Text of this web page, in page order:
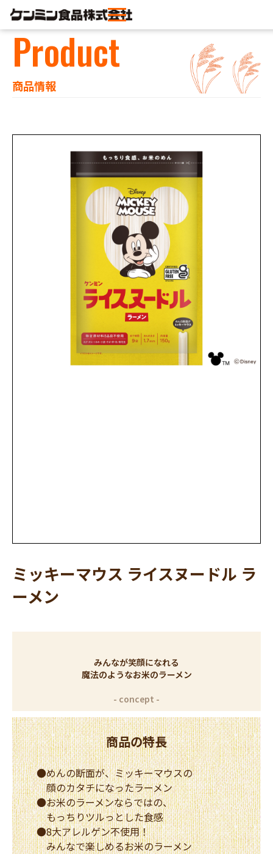
Product
商品情報
ミッキーマウス ライスヌードル ラ
ーメン
みんなが笑顔になれる
魔法のようなお米のラーメン
商品の特長
●めんの断面が、ミッキーマウスの
顔のカタチになったラーメン
●お米のラーメンならではの、
もっちりツルっとした食感
●8大アレルゲン不使用！
みんなで楽しめるお米のラーメン